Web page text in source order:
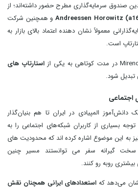
صندوق سرمایه‌گذاری مطرح حضور داشته‌اند؛ از
Andreessen Horowitz و همچنین شرکت
معمولاً نشان‌ دهنده اعتماد بالای بازار به
است.
استارتاپ‌ های
تبدیل شود.
اجتماعی
المپیادی در ایران تا هم بنیان‌گذار
بسیاری از کاربران شبکه‌های اجتماعی را به
به این موضوع اشاره کرده‌ اند که محدودیت‌ های
گیرانه سفر می‌ توانستند مسیر چنین
روبه‌ رو کنند.
می‌دهد که استعدادهای ایرانی همچنان نقش